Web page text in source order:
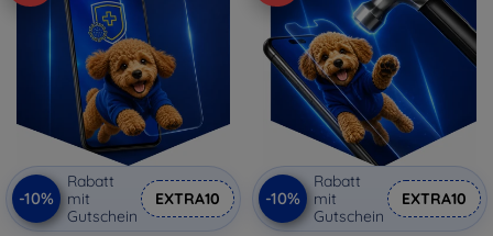
-10%
Rabatt
mit
Gutschein
EXTRA10 -10%
Rabatt
mit
Gutschein
EXTRA10